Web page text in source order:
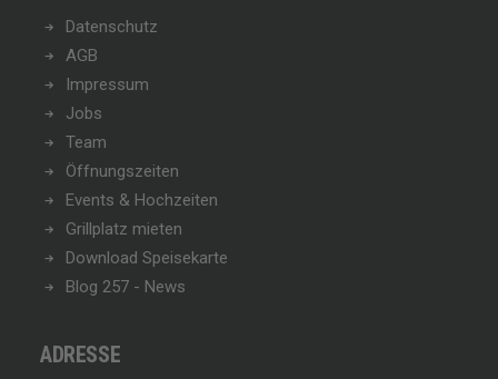
Datenschutz
AGB
Impressum
Jobs
Team
Öffnungszeiten
Events & Hochzeiten
Grillplatz mieten
Download Speisekarte
Blog 257 - News
ADRESSE